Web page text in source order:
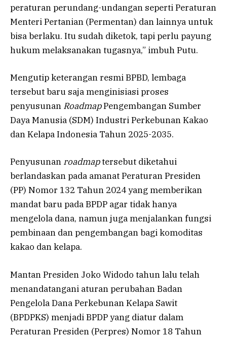
peraturan perundang-undangan seperti Peraturan
Menteri Pertanian (Permentan) dan lainnya untuk
bisa berlaku. Itu sudah diketok, tapi perlu payung
hukum melaksanakan tugasnya,” imbuh Putu.
Mengutip keterangan resmi BPBD, lembaga
tersebut baru saja menginisiasi proses
penyusunan RoadmapPengembangan Sumber
Daya Manusia (SDM) Industri Perkebunan Kakao
dan Kelapa Indonesia Tahun 2025-2035.
Penyusunan roadmaptersebut diketahui
berlandaskan pada amanat Peraturan Presiden
(PP) Nomor 132 Tahun 2024 yang memberikan
mandat baru pada BPDP agar tidak hanya
mengelola dana, namun juga menjalankan fungsi
pembinaan dan pengembangan bagi komoditas
kakao dan kelapa.
Mantan Presiden Joko Widodo tahun lalu telah
menandatangani aturan perubahan Badan
Pengelola Dana Perkebunan Kelapa Sawit
(BPDPKS) menjadi BPDP yang diatur dalam
Peraturan Presiden (Perpres) Nomor 18 Tahun